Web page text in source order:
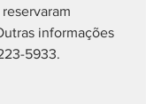
informações
5933.